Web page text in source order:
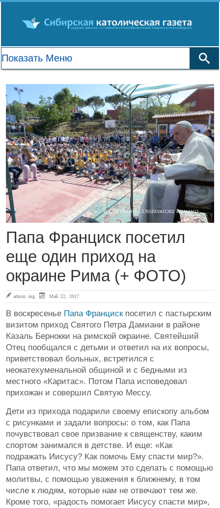
Папа Франциск посетил
еще один приход на
окраине Рима (+ ФОТО)
admin skg Май 22, 2017
В воскресенье Папа Францискпосетил с пастырским
визитом приход Святого Петра Дамиани в районе
Казаль Бернокки на римской окраине. Святейший
Отец пообщался с детьми и ответил на их вопросы,
приветствовал больных, встретился с
неокатехуменальной общиной и с бедными из
местного «Каритас». Потом Папа исповедовал
прихожан и совершил Святую Мессу.
Дети из прихода подарили своему епископу альбом
с рисунками и задали вопросы: о том, как Папа
почувствовал свое призвание к священству, каким
спортом занимался в детстве. И еще: «Как
подражать Иисусу? Как помочь Ему спасти мир?».
Папа ответил, что мы можем это сделать с помощью
молитвы, с помощью уважения к ближнему, в том
числе к людям, которые нам не отвечают тем же.
Кроме того, «радость помогает Иисусу спасти мир»,